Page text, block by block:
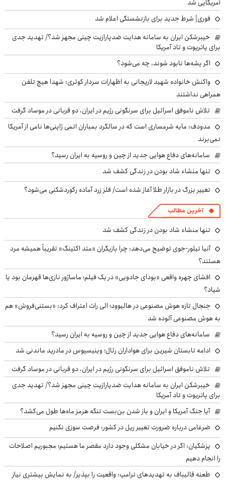
آمریکایی شد
فوری| شرط جدید برای بازنشستگی اعلام شد
خیبرشکن ایران به سامانه هدایت ضدپارازیت چینی مجهز شد؟/ تهدید جدی
برای پاتریوت و تاد آمریکا
اگر پشه‌ها نابود شوند، چه می‌شود؟
واکنش خانواده شهید لاریجانی به اظهارات سردار کوثری: شهدا هیچ تلفن
همراهی نداشتند
تلاش ناموفق اسرائیل برای سرنگونی رژیم در ایران، دو قربانی در موساد گرفت
مدودف: مایه شرمساری است که در سالگرد بمباران اتمی ژاپنی‌ها نامی از آمریکا
نمی‌برند
سامانه‌های دفاع هوایی جدید از چین و روسیه به ایران رسید؟
تنها منشاء شاد بودن در زندگی کشف شد
تغییر بزرگ در بازار طلا آغاز شده است/ فلز زرد آماده رکوردشکنی می‌شود؟
آخرین مطالب
تنها منشاء شاد بودن در زندگی کشف شد
آنیا تیلور-جوی توضیح می‌دهد: چرا بازیگران «متد اکتینگ» تقریباً همیشه مرد
هستند؟
افشای چهره واقعی «بودای جادویی» در یک فیلم؛ ماساژور نازی‌ها قهرمان بود یا
شیاد؟
جنجال تازه هوش مصنوعی در هالیوود؛ الی راث اعتراف کرد: «بستنی‌فروش» هم
به هوش مصنوعی آلوده شد
سامانه‌های دفاع هوایی جدید از چین و روسیه به ایران رسید؟
ادامه تابستان شیرین برای هواداران رئال؛ وینیسیوس در مادرید ماندنی شد
تلاش ناموفق اسرائیل برای سرنگونی رژیم در ایران، دو قربانی در موساد گرفت
خیبرشکن ایران به سامانه هدایت ضدپارازیت چینی مجهز شد؟/ تهدید جدی
برای پاتریوت و تاد آمریکا
آیا جنگ آمریکا و ایران و باز شدن بن‌بست تنگه هرمز ماه‌ها طول می‌کشد؟
ضرغامی درباره ضرورت تغییر ریل در کشور: فرصت سوزی نکنیم
پزشکیان: اگر در خیابان مشکلی وجود دارد مقصر ما هستیم؛ مجبوریم اصلاحات
را انجام دهیم
طعنه قالیباف به تهدیدهای ترامپ: واقعیت را بپذیر/ به نمایش بیشتری نیاز